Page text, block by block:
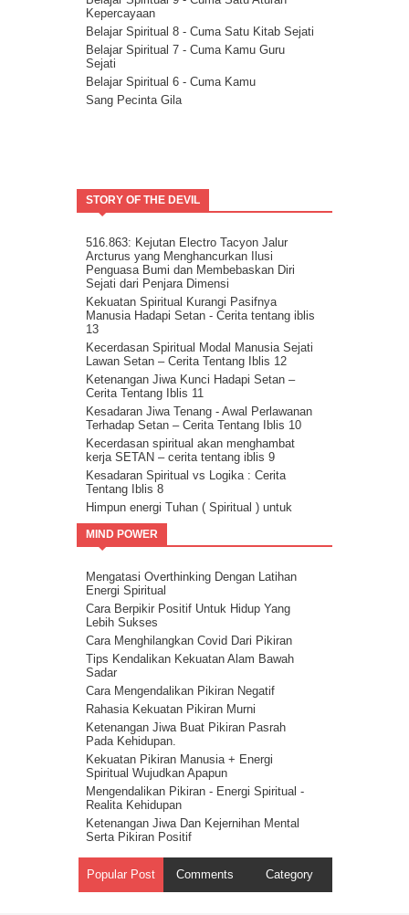
Milikilah Kepercayaan penuh kepada
Kekuatan Iman.
Bakatmu.
Janji Pelajaran untuk kemandirian Jiwa
Spiritualitas Kehidupan
Arahkan Perhatianmu Ke Dalam
Meninggalkanmu.
Tentang Aspirasi.
Buanglah Belenggu Diri Palsu itu..
Pertanyaan untuk Dipertimbangkan.
Ini Bisa Jadi Hidup Yang Mudah
Kepercayaan
Belajar Spiritual 8 - Cuma Satu Kitab Sejati
Belajar Spiritual 7 - Cuma Kamu Guru
Sejati
Belajar Spiritual 6 - Cuma Kamu
Sang Pecinta Gila
STORY OF THE DEVIL
516.863: Kejutan Electro Tacyon Jalur
Arcturus yang Menghancurkan Ilusi
Penguasa Bumi dan Membebaskan Diri
Sejati dari Penjara Dimensi
Kekuatan Spiritual Kurangi Pasifnya
Manusia Hadapi Setan - Cerita tentang iblis
13
Kecerdasan Spiritual Modal Manusia Sejati
Lawan Setan – Cerita Tentang Iblis 12
Ketenangan Jiwa Kunci Hadapi Setan –
Cerita Tentang Iblis 11
Kesadaran Jiwa Tenang - Awal Perlawanan
Terhadap Setan – Cerita Tentang Iblis 10
Kecerdasan spiritual akan menghambat
kerja SETAN – cerita tentang iblis 9
Kesadaran Spiritual vs Logika : Cerita
Tentang Iblis 8
Himpun energi Tuhan ( Spiritual ) untuk
kalahkan Setan – Cerita tentang iblis 7
Cara kalahkan setan dengan kristalisasi
Firman Tuhan – cerita tentang iblis 6
Guru Sejati Sadarkan Manusia Untuk
Melawan Iblis : Cerita Tentang Iblis 5
Cahaya Allah untuk melawan setan : cerita
tentang iblis 4
Ilmu Spiritual Untuk Melawan Iblis : Cerita
Tentang Iblis 3
Cerita Tentang Iblis 2 – Kecerdasan
Spiritual Adalah Musuh Iblis
Cerita Tentang Iblis Bagian 1
MIND POWER
Mengatasi Overthinking Dengan Latihan
Energi Spiritual
Cara Berpikir Positif Untuk Hidup Yang
Lebih Sukses
Cara Menghilangkan Covid Dari Pikiran
Tips Kendalikan Kekuatan Alam Bawah
Sadar
Cara Mengendalikan Pikiran Negatif
Rahasia Kekuatan Pikiran Murni
Ketenangan Jiwa Buat Pikiran Pasrah
Pada Kehidupan.
Kekuatan Pikiran Manusia + Energi
Spiritual Wujudkan Apapun
Mengendalikan Pikiran - Energi Spiritual -
Realita Kehidupan
Ketenangan Jiwa Dan Kejernihan Mental
Serta Pikiran Positif
Energi Spiritual Mengendalikan Pikiran Dari
Masalah
Popular Post Comments Category